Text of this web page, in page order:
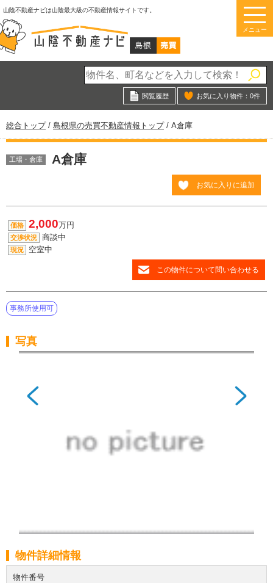
このページの本文へ
山陰不動産ナビは山陰最大級の不動産情報サイトです。
メニュー
閲覧履歴 お気に入り物件： 0件
現
在
位
総合トップ/ 島根県の売買不動産情報トップ/ A倉庫
工場・倉庫 A倉庫
お気に入りに追加
価格 2,000万円
交渉状況 商談中
現況 空室中
この物件について問い合わせる
事務所使用可
写真
物件詳細情報
物件番号